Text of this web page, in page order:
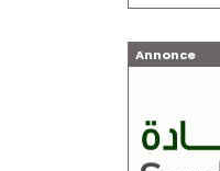
Annonce